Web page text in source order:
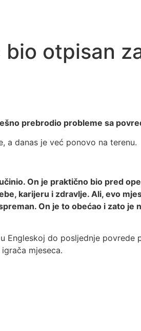
otpisan
prebrodio probleme sa
a danas je već ponovo na terenu.
On je praktično bio pred
karijeru i zdravlje. Ali, evo
On je to obećao i zato je
Engleskoj do posljednje
mjeseca.